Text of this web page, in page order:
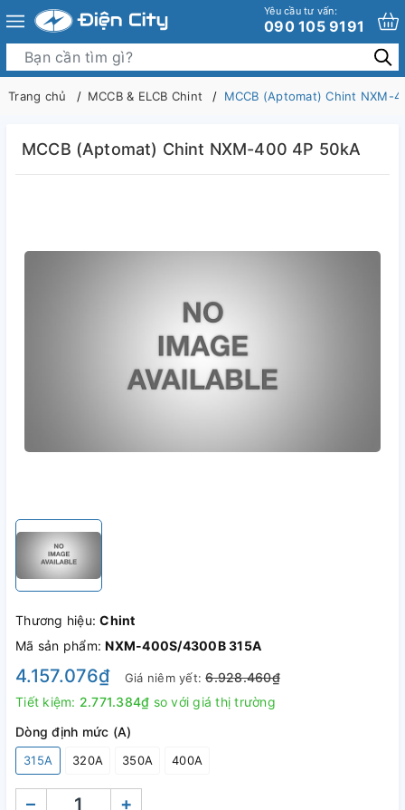
Yêu cầu tư vấn:
090 105 9191
Trang chủ MCCB & ELCB Chint MCCB (Aptomat) Chint NXM-
MCCB (Aptomat) Chint NXM-400 4P 50kA
Thương hiệu:Chint
Mã sản phẩm:NXM-400S/4300B 315A
4.157.076₫ Giá niêm yết:6.928.460₫
Tiết kiệm: 2.771.384₫ so với giá thị trường
Dòng định mức (A)
315A 320A 350A 400A
– +